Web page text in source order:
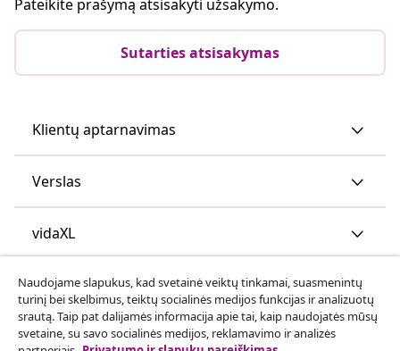
Pateikite prašymą atsisakyti užsakymo.
Sutarties atsisakymas
Klientų aptarnavimas
Verslas
vidaXL
Atraskite daugiau
Naudojame slapukus, kad svetainė veiktų tinkamai, suasmenintų
turinį bei skelbimus, teiktų socialinės medijos funkcijas ir analizuotų
srautą. Taip pat dalijamės informacija apie tai, kaip naudojatės mūsų
svetaine, su savo socialinės medijos, reklamavimo ir analizės